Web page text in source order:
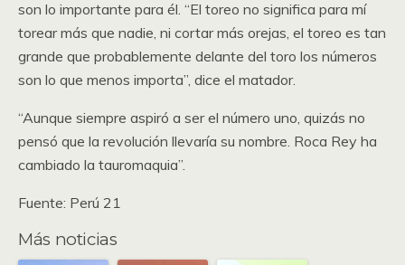
son lo importante para él. “El toreo no significa para mí
torear más que nadie, ni cortar más orejas, el toreo es tan
grande que probablemente delante del toro los números
son lo que menos importa”, dice el matador.
“Aunque siempre aspiró a ser el número uno, quizás no
pensó que la revolución llevaría su nombre. Roca Rey ha
cambiado la tauromaquia”.
Fuente: Perú 21
Más noticias